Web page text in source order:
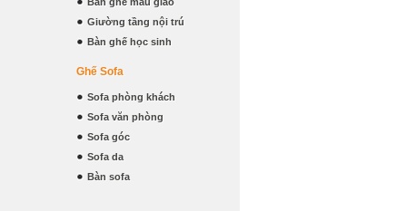
Giường tầng nội trú
Bàn ghế học sinh
Ghế Sofa
Sofa phòng khách
Sofa văn phòng
Sofa góc
Sofa da
Bàn sofa